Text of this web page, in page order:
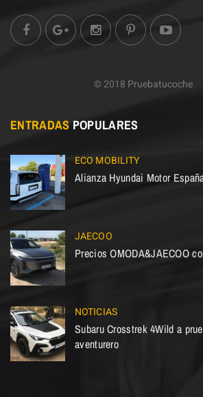
© 2018 Pruebatucoche
ENTRADAS POPULARES
ECO MOBILITY
Alianza Hyundai Motor
JAECOO
Precios OMODA&JAECOO
NOTICIAS
Subaru Crosstrek 4Wild a
aventurero